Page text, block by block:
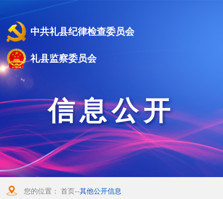
中共礼县纪律检查委员会
礼县监察委员会
信息公开
您的位置：首页--其他公开信息